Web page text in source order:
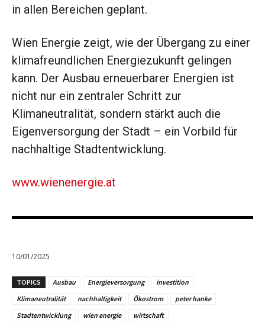
in allen Bereichen geplant.
Wien Energie zeigt, wie der Übergang zu einer
klimafreundlichen Energiezukunft gelingen
kann. Der Ausbau erneuerbarer Energien ist
nicht nur ein zentraler Schritt zur
Klimaneutralität, sondern stärkt auch die
Eigenversorgung der Stadt – ein Vorbild für
nachhaltige Stadtentwicklung.
www.wienenergie.at
10/01/2025
TOPICS Ausbau Energieversorgung
investition
Klimaneutralität
nachhaltigkeit Ökostrom
peter hanke
Stadtentwicklung
wien energie wirtschaft